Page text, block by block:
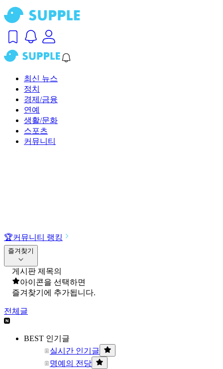
최신 뉴스
정치
경제/금융
연예
생활/문화
스포츠
커뮤니티
🏆커뮤니티 랭킹
즐겨찾기
게시판 제목의
아이콘을 선택하면
즐겨찾기에 추가됩니다.
전체글
BEST 인기글
실시간 인기글
명예의 전당